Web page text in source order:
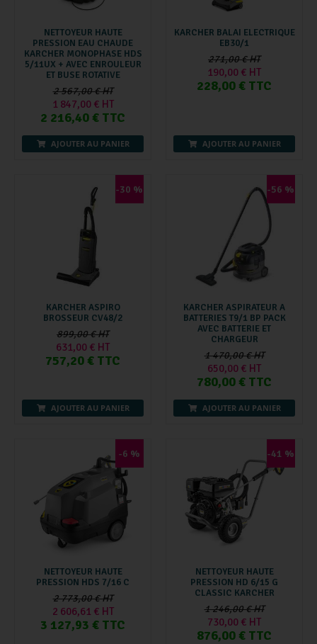
NETTOYEUR HAUTE
PRESSION EAU CHAUDE
KARCHER MONOPHASE HDS
5/11UX + AVEC ENROULEUR
ET BUSE ROTATIVE
2 567,00 € HT
1 847,00 € HT
2 216,40 € TTC
AJOUTER AU PANIER
KARCHER BALAI ELECTRIQUE
EB30/1
271,00 € HT
190,00 € HT
228,00 € TTC
AJOUTER AU PANIER
-30 %
KARCHER ASPIRO
BROSSEUR CV48/2
899,00 € HT
631,00 € HT
757,20 € TTC
AJOUTER AU PANIER
-56 %
KARCHER ASPIRATEUR A
BATTERIES T9/1 BP PACK
AVEC BATTERIE ET
CHARGEUR
1 470,00 € HT
650,00 € HT
780,00 € TTC
AJOUTER AU PANIER
-6 %
NETTOYEUR HAUTE
PRESSION HDS 7/16 C
2 773,00 € HT
2 606,61 € HT
3 127,93 € TTC
-41 %
NETTOYEUR HAUTE
PRESSION HD 6/15 G
CLASSIC KARCHER
1 246,00 € HT
730,00 € HT
876,00 € TTC